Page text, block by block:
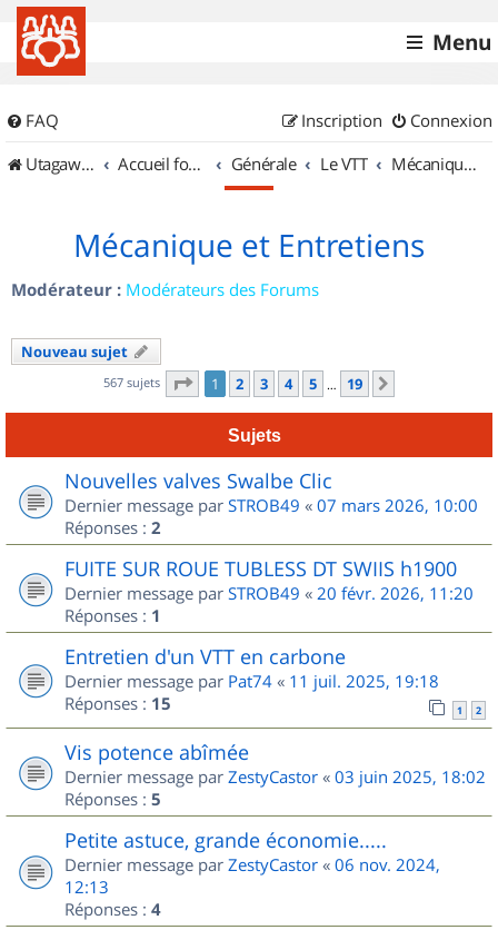
Menu
FAQ Connexion
Inscription
UtagawaVTT (Randos VTT et VTTAE avec traces GPS)
Accueil forum Générale Le VTT Mécanique et Entretiens
Mécanique et Entretiens
Modérateur : Modérateurs des Forums
Nouveau sujet
567 sujets Page 1sur
1 2 3 4 5 … 19
Sujets
Nouvelles valves Swalbe Clic
Dernier message par STROB49 « 07 mars 2026, 10:00
Réponses : 2
FUITE SUR ROUE TUBLESS DT SWIIS h1900
Dernier message par STROB49 « 20 févr. 2026, 11:20
Réponses : 1
Entretien d'un VTT en carbone
Dernier message par Pat74 « 11 juil. 2025, 19:18
Réponses : 15 1 2
Vis potence abîmée
Dernier message par ZestyCastor « 03 juin 2025, 18:02
Réponses : 5
Petite astuce, grande économie.....
Dernier message par ZestyCastor « 06 nov. 2024,
12:13
Réponses : 4